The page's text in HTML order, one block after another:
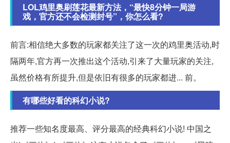
LOL鸡里奥刷莲花最新方法，“最快8分钟一局游
戏，官方还不会检测封号”，你怎么看?
前言:相信绝大多数的玩家都关注了这一次的鸡里奥活动,时
隔两年,官方再一次推出这个活动,引来了大量玩家的关注,
虽然价格有所提升,但是依旧有很多的玩家都进... 前。
有哪些好看的科幻小说?
推荐一些知名度最高、评分最高的经典科幻小说! 中国之